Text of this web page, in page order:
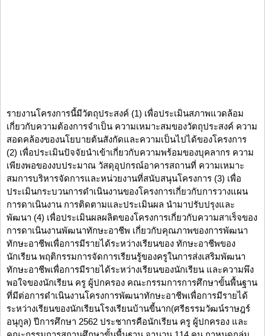
รายงานโครงการนี้มีวัตถุประสงค์ (1) เพื่อประเมินสภาพแวดล้อม
เกี่ยวกับความต้องการจำเป็น ความเหมาะสมของวัตถุประสงค์ ความ
สอดคล้องของนโยบายต้นสังกัดและความเป็นไปได้ของโครงการ
(2) เพื่อประเมินปัจจัยนำเข้าเกี่ยวกับความพร้อมของบุคลากร ความ
เพียงพอของงบประมาณ วัสดุอุปกรณ์อาคารสถานที่ ความเหมาะ
สมการบริหารจัดการและหน่วยงานที่สนับสนุนโครงการ (3) เพื่อ
ประเมินกระบวนการดำเนินงานของโครงการเกี่ยวกับการวางแผน
การดาเนินงาน การติดตามและประเมินผล นำมาปรับปรุงและ
พัฒนา (4) เพื่อประเมินผลผลิตของโครงการเกี่ยวกับความสาเร็จของ
การดาเนินงานพัฒนาทักษะอาชีพ เกี่ยวกับคุณภาพของการพัฒนา
ทักษะอาชีพเพื่อการมีรายได้ระหว่างเรียนของ ทักษะอาชีพของ
นักเรียน พฤติกรรมการจัดการเรียนรู้ของครูในการส่งเสริมพัฒนา
ทักษะอาชีพเพื่อการมีรายได้ระหว่างเรียนของนักเรียน และความพึง
พอใจของนักเรียน ครู ผู้ปกครอง คณะกรรมการการศึกษาขั้นพื้นฐาน
ที่มีต่อการดำเนินงานโครงการพัฒนาทักษะอาชีพเพื่อการมีรายได้
ระหว่างเรียนของนักเรียนโรงเรียนบ้านขี้นาก(ศรีธรรมวัฒน์ราษฎร์
อนุกูล) ปีการศึกษา 2562 ประชากรคือนักเรียน ครู ผู้ปกครอง และ